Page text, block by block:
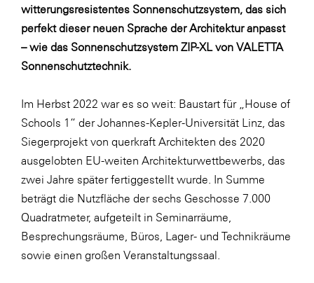
FV Energierohstoff & Kraftstoff
Gardena
Gas Connect Austria
Bauvereinigungen
Getzner Werkstoffe
Heimat Österreich
ikp
Johnson & Johnson
JELD-WEN DANA
kosaplaner
witterungsresistentes Sonnenschutzsystem, das sich
perfekt dieser neuen Sprache der Architektur anpasst
– wie das Sonnenschutzsystem ZIP-XL von VALETTA
Sonnenschutztechnik.
Im Herbst 2022 war es so weit: Baustart für „House of
Schools 1“ der Johannes-Kepler-Universität Linz, das
Siegerprojekt von querkraft Architekten des 2020
ausgelobten EU-weiten Architekturwettbewerbs, das
zwei Jahre später fertiggestellt wurde. In Summe
beträgt die Nutzfläche der sechs Geschosse 7.000
Quadratmeter, aufgeteilt in Seminarräume,
Besprechungsräume, Büros, Lager- und Technikräume
sowie einen großen Veranstaltungssaal.